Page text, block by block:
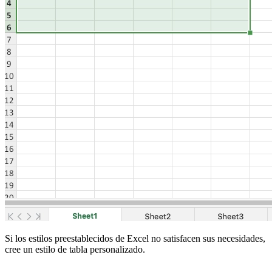
Si los estilos preestablecidos de Excel no satisfacen sus necesidades,
cree un estilo de tabla personalizado.